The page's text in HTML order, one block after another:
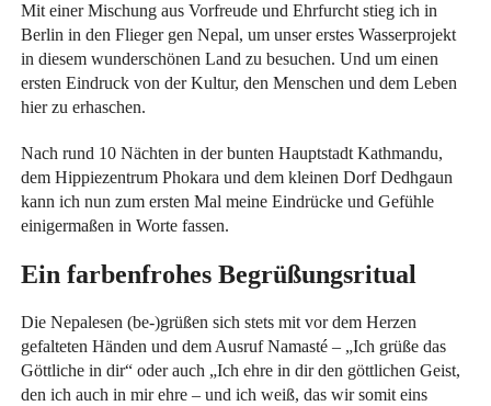
Mit einer Mischung aus Vorfreude und Ehrfurcht stieg ich in
Berlin in den Flieger gen Nepal, um unser erstes Wasserprojekt
in diesem wunderschönen Land zu besuchen. Und um einen
ersten Eindruck von der Kultur, den Menschen und dem Leben
hier zu erhaschen.
Nach rund 10 Nächten in der bunten Hauptstadt Kathmandu,
dem Hippiezentrum Phokara und dem kleinen Dorf Dedhgaun
kann ich nun zum ersten Mal meine Eindrücke und Gefühle
einigermaßen in Worte fassen.
Ein farbenfrohes Begrüßungsritual
Die Nepalesen (be-)grüßen sich stets mit vor dem Herzen
gefalteten Händen und dem Ausruf Namasté – „Ich grüße das
Göttliche in dir“ oder auch „Ich ehre in dir den göttlichen Geist,
den ich auch in mir ehre – und ich weiß, das wir somit eins